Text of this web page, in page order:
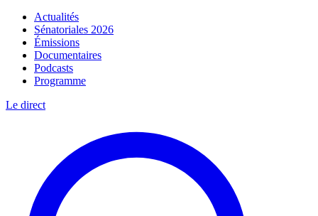
Actualités
Sénatoriales 2026
Émissions
Documentaires
Podcasts
Programme
Le direct